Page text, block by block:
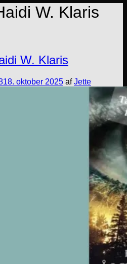
W. Klaris
W. Klaris
18. oktober 2025 afJette